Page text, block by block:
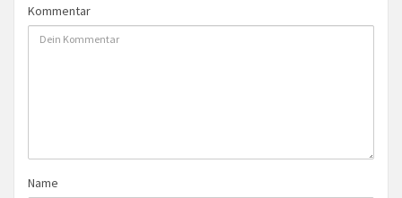
Kommentar
Name